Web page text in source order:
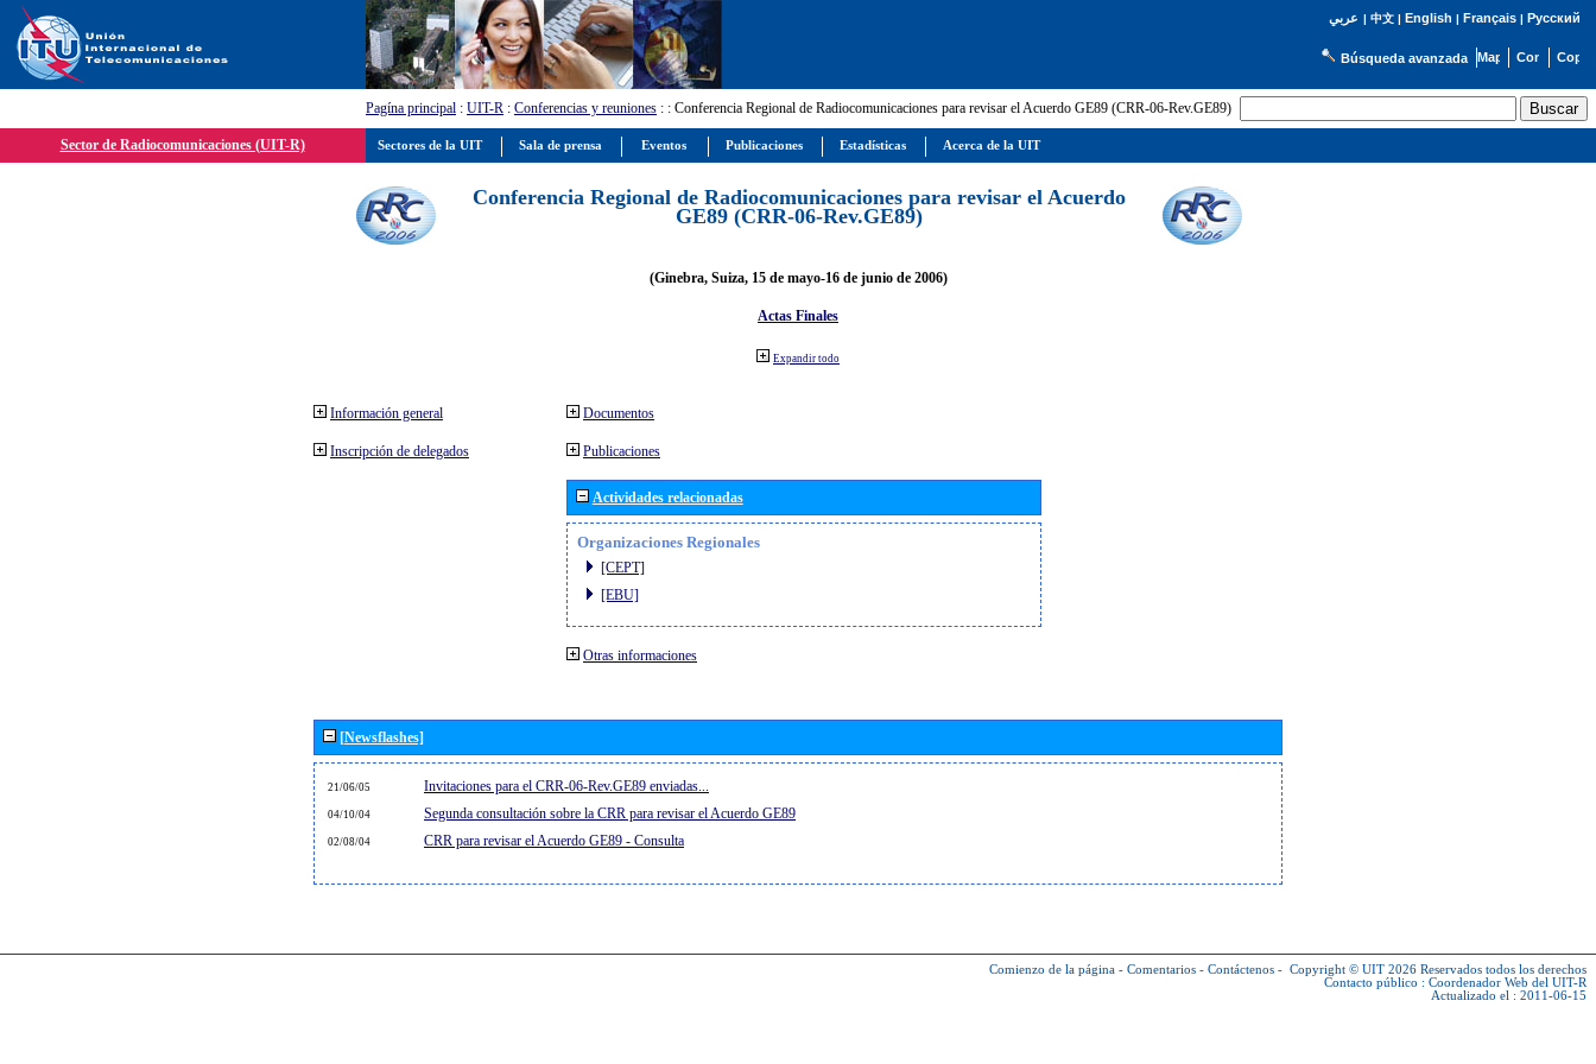
عربي | 中文| English | Français| Русский
Búsqueda avanzada
Pagína principal : UIT-R : Conferencias y reuniones : : Conferencia Regional de Radiocomunicaciones para revisar el Acuerdo GE89 (CRR-06-Rev.GE89)
Sector de Radiocomunicaciones (UIT-R)
Conferencia Regional de Radiocomunicaciones para revisar el Acuerdo
GE89 (CRR-06-Rev.GE89)
(Ginebra, Suiza, 15 de mayo-16 de junio de 2006)
Actas Finales
Expandir todo
Información general
Inscripción de delegados
Documentos
Publicaciones
Actividades relacionadas
Organizaciones Regionales
[CEPT]
[EBU]
Otras informaciones
[Newsflashes]
21/06/05 Invitaciones para el CRR-06-Rev.GE89 enviadas...
04/10/04 Segunda consultación sobre la CRR para revisar el Acuerdo GE89
02/08/04 CRR para revisar el Acuerdo GE89 - Consulta
Comienzo de la página - Comentarios - Contáctenos - Copyright © UIT 2026 Reservados todos los derechos
Contacto público : Coordenador Web del UIT-R
Actualizado el : 2011-06-15
Sectores de la UIT Sala de prensa Eventos Publicaciones Estadísticas Acerca de la UIT